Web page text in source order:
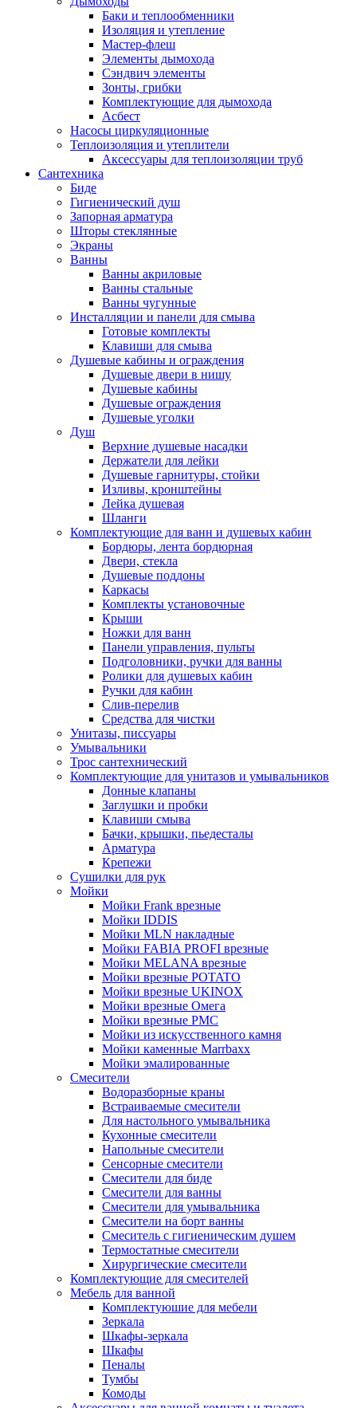
Баки и теплообменники
Изоляция и утепление
Мастер-флеш
Элементы дымохода
Сэндвич элементы
Зонты, грибки
Комплектующие для дымохода
Асбест
Насосы циркуляционные
Теплоизоляция и утеплители
Аксессуары для теплоизоляции труб
Сантехника
Биде
Гигиенический душ
Запорная арматура
Шторы стеклянные
Экраны
Ванны
Ванны акриловые
Ванны стальные
Ванны чугунные
Инсталляции и панели для смыва
Готовые комплекты
Клавиши для смыва
Душевые кабины и ограждения
Душевые двери в нишу
Душевые кабины
Душевые ограждения
Душевые уголки
Душ
Верхние душевые насадки
Держатели для лейки
Душевые гарнитуры, стойки
Изливы, кронштейны
Лейка душевая
Шланги
Комплектующие для ванн и душевых кабин
Бордюры, лента бордюрная
Двери, стекла
Душевые поддоны
Каркасы
Комплекты установочные
Крыши
Ножки для ванн
Панели управления, пульты
Подголовники, ручки для ванны
Ролики для душевых кабин
Ручки для кабин
Слив-перелив
Средства для чистки
Унитазы, писсуары
Умывальники
Трос сантехнический
Комплектующие для унитазов и умывальников
Донные клапаны
Заглушки и пробки
Клавиши смыва
Бачки, крышки, пьедесталы
Арматура
Крепежи
Сушилки для рук
Мойки
Мойки Frank врезные
Мойки IDDIS
Мойки MLN накладные
Мойки FABIA PROFI врезные
Мойки MELANA врезные
Мойки врезные POTATO
Мойки врезные UKINOX
Мойки врезные Омега
Мойки врезные РМС
Мойки из искусственного камня
Мойки каменные Marrbaxx
Мойки эмалированные
Смесители
Водоразборные краны
Встраиваемые смесители
Для настольного умывальника
Кухонные смесители
Напольные смесители
Сенсорные смесители
Смесители для биде
Смесители для ванны
Смесители для умывальника
Смесители на борт ванны
Смеситель с гигиеническим душем
Термостатные смесители
Хирургические смесители
Комплектующие для смесителей
Мебель для ванной
Комплектуюшие для мебели
Зеркала
Шкафы-зеркала
Шкафы
Пеналы
Тумбы
Комоды